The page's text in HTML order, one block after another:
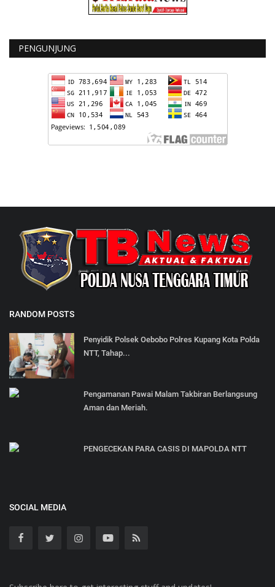
PENGUNJUNG
RANDOM POSTS
Penyidik Polsek Oebobo Polres Kupang Kota Polda
NTT, Tahap...
Pengamanan Pawai Malam Takbiran Berlangsung
Aman dan Meriah.
PENGECEKAN PARA CASIS DI MAPOLDA NTT
SOCIAL MEDIA